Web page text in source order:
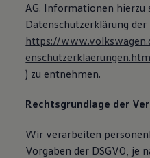
AG. Informationen hierzu
Datenschutzerklärung der
https://
) zu entnehmen.
Rechtsgrundlage der
Wir verarbeiten
Vorgaben der DSGVO, je